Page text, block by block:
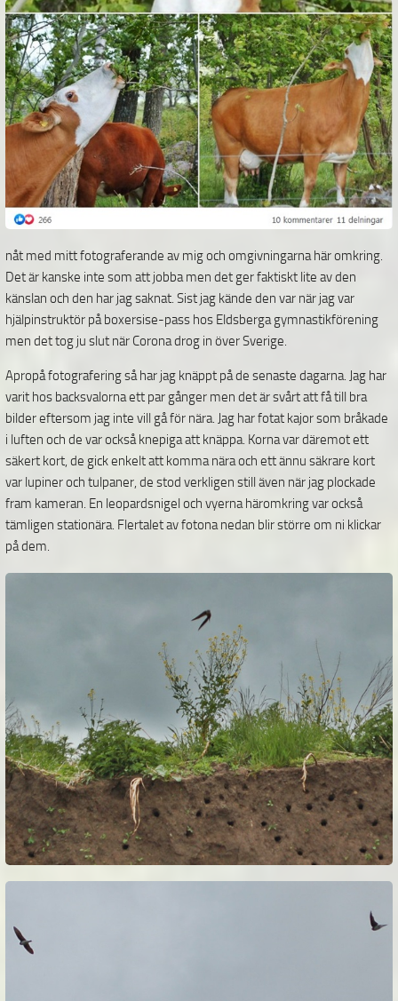
nåt med mitt fotograferande av mig och omgivningarna här omkring.
Det är kanske inte som att jobba men det ger faktiskt lite av den
känslan och den har jag saknat. Sist jag kände den var när jag var
hjälpinstruktör på boxersise-pass hos Eldsberga gymnastikförening
men det tog ju slut när Corona drog in över Sverige.
Apropå fotografering så har jag knäppt på de senaste dagarna. Jag har
varit hos backsvalorna ett par gånger men det är svårt att få till bra
bilder eftersom jag inte vill gå för nära. Jag har fotat kajor som bråkade
i luften och de var också knepiga att knäppa. Korna var däremot ett
säkert kort, de gick enkelt att komma nära och ett ännu säkrare kort
var lupiner och tulpaner, de stod verkligen still även när jag plockade
fram kameran. En leopardsnigel och vyerna häromkring var också
tämligen stationära. Flertalet av fotona nedan blir större om ni klickar
på dem.